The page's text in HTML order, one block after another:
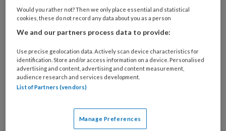
Bij
welke
organisatie
je?
Untitled
Ontvang 2x per week de
KinderopvangTotaal nieuwsbrief
Ontvang iedere zondag het
Management Kinderopvang
Weekoverzicht
Would you rather not? Then we only place essential and statistical
cookies, these do not record any data about you as a person
We and our partners process data to provide:
Use precise geolocation data. Actively scan device characteristics for
identification. Store and/or access information on a device. Personalised
advertising and content, advertising and content measurement,
audience research and services development.
List of Partners (vendors)
Manage Preferences